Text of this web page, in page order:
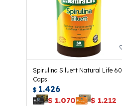
Spirulina Siluett Natural Life 60
Caps.
$ 1.426
$ 1.070 $ 1.212